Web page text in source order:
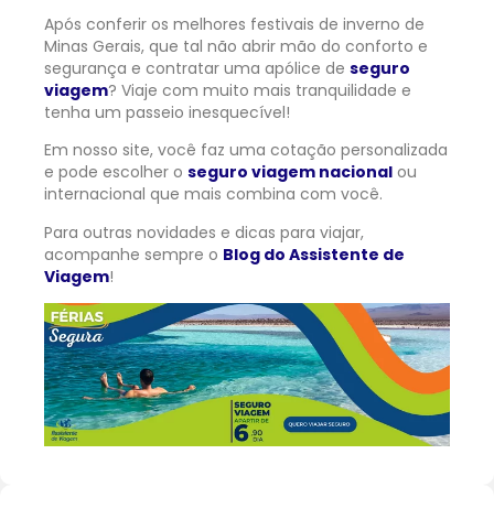
Após conferir os melhores festivais de inverno de
Minas Gerais, que tal não abrir mão do conforto e
segurança e contratar uma apólice de seguro
viagem? Viaje com muito mais tranquilidade e
tenha um passeio inesquecível!
Em nosso site, você faz uma cotação personalizada
e pode escolher o seguro viagem nacional ou
internacional que mais combina com você.
Para outras novidades e dicas para viajar,
acompanhe sempre o Blog do Assistente de
Viagem!